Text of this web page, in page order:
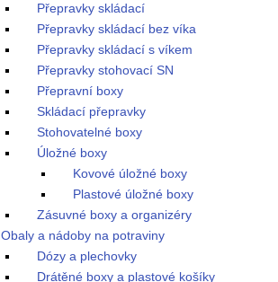
Přepravky skládací
Přepravky skládací bez víka
Přepravky skládací s víkem
Přepravky stohovací SN
Přepravní boxy
Skládací přepravky
Stohovatelné boxy
Úložné boxy
Kovové úložné boxy
Plastové úložné boxy
Zásuvné boxy a organizéry
Obaly a nádoby na potraviny
Dózy a plechovky
Drátěné boxy a plastové košíky